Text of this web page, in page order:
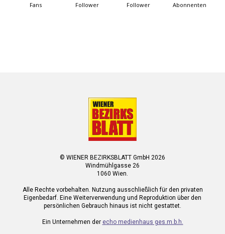
Fans Follower Follower Abonnenten
© WIENER BEZIRKSBLATT GmbH 2026
Windmühlgasse 26
1060 Wien.
Alle Rechte vorbehalten. Nutzung ausschließlich für den privaten
Eigenbedarf. Eine Weiterverwendung und Reproduktion über den
persönlichen Gebrauch hinaus ist nicht gestattet.
Ein Unternehmen der echo medienhaus ges.m.b.h.